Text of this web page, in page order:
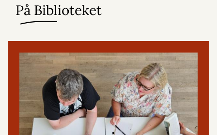
På Biblioteket